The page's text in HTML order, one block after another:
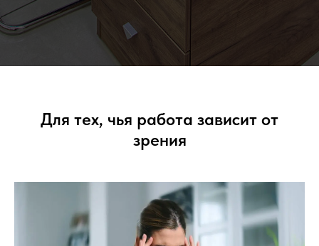
Для тех, чья работа зависит от
зрения